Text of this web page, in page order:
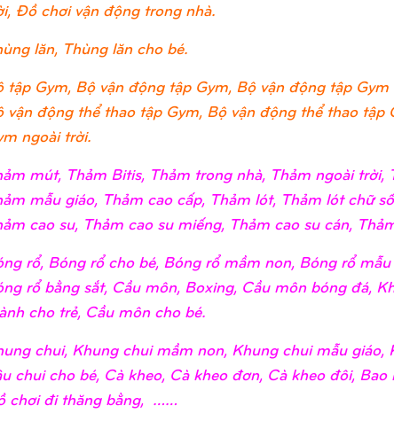
Đồ chơi vận động trong nhà.
lăn, Thùng lăn cho bé.
tập Gym, Bộ vận động tập Gym, Bộ vận động tập
vận động thể thao tập Gym, Bộ vận động thể thao
ngoài trời.
mút, Thảm Bitis, Thảm trong nhà, Thảm ngoài
mẫu giáo, Thảm cao cấp, Thảm lót, Thảm lót chữ
cao su, Thảm cao su miếng, Thảm cao su cán,
rổ, Bóng rổ cho bé, Bóng rổ mầm non, Bóng rổ
rổ bằng sắt, Cầu môn, Boxing, Cầu môn bóng đá,
cho trẻ, Cầu môn cho bé.
chui, Khung chui mầm non, Khung chui mẫu
chui cho bé, Cà kheo, Cà kheo đơn, Cà kheo đôi,
chơi đi thăng bằng, ……